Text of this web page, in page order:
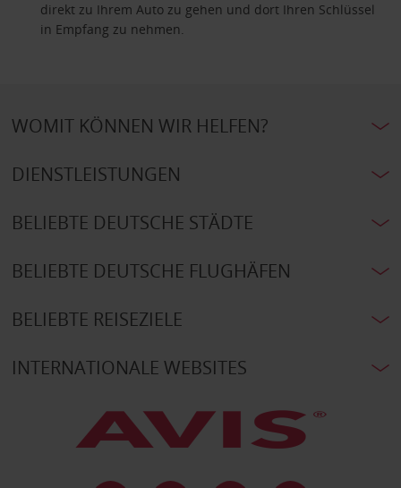
direkt zu Ihrem Auto zu gehen und dort Ihren Schlüssel
in Empfang zu nehmen.
WOMIT KÖNNEN WIR HELFEN?
DIENSTLEISTUNGEN
BELIEBTE DEUTSCHE STÄDTE
BELIEBTE DEUTSCHE FLUGHÄFEN
BELIEBTE REISEZIELE
INTERNATIONALE WEBSITES